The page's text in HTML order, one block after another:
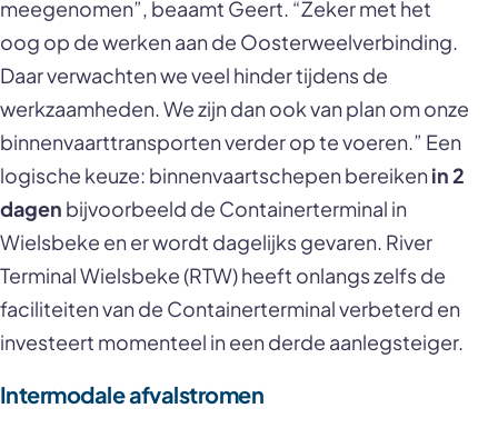
meegenomen”, beaamt Geert. “Zeker met het
oog op de werken aan de Oosterweelverbinding.
Daar verwachten we veel hinder tijdens de
werkzaamheden. We zijn dan ook van plan om onze
binnenvaarttransporten verder op te voeren.” Een
logische keuze: binnenvaartschepen bereikenin 2
dagenbijvoorbeeld de Containerterminal in
Wielsbeke en er wordt dagelijks gevaren. River
Terminal Wielsbeke (RTW) heeft onlangs zelfs de
faciliteiten van de Containerterminal verbeterd en
investeert momenteel in een derde aanlegsteiger.
Intermodale afvalstromen